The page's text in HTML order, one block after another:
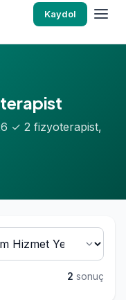
Kaydol
✓ 2 fizyoterapist,
2 sonuç